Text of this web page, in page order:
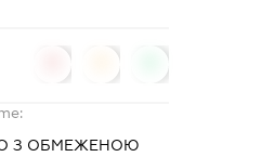
З ОБМЕЖЕНОЮ